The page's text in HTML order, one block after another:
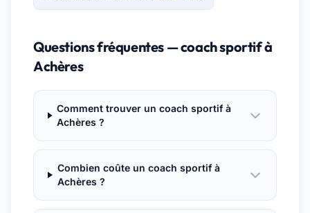
Questions fréquentes — coach sportif à
Achères
Comment trouver un coach sportif à
Achères ?
Combien coûte un coach sportif à
Achères ?